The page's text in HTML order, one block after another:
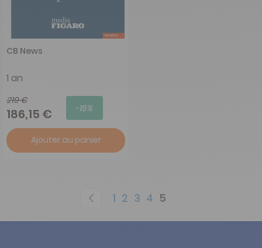
CB News
1 an
219 €
186,15 € -15%
Ajouter au panier
Page Page
Précédent
Page
1 Page
2 Page
3 Page
4 You're currently
5